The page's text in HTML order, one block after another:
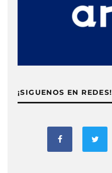
¡SIGUENOS EN REDES!